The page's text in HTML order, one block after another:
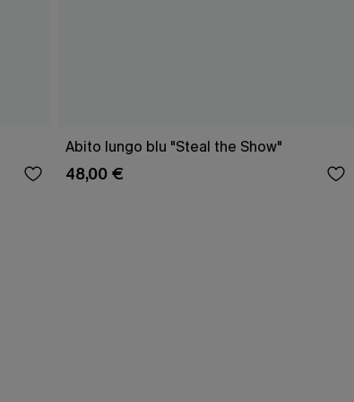
Abito lungo blu "Steal the Show"
48,00 €